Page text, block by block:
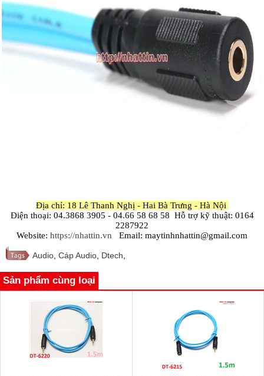
Địa chỉ: 18 Lê Thanh Nghị - Hai Bà Trưng - Hà Nội
Điện thoại: 04.3868 3905 - 04.66 58 68 58 Hỗ trợ kỹ thuật: 0164
2287922
Website: https://nhattin.vn Email: maytinhnhattin@gmail.com
Audio, Cáp Audio, Dtech,
Sản phẩm cùng loại